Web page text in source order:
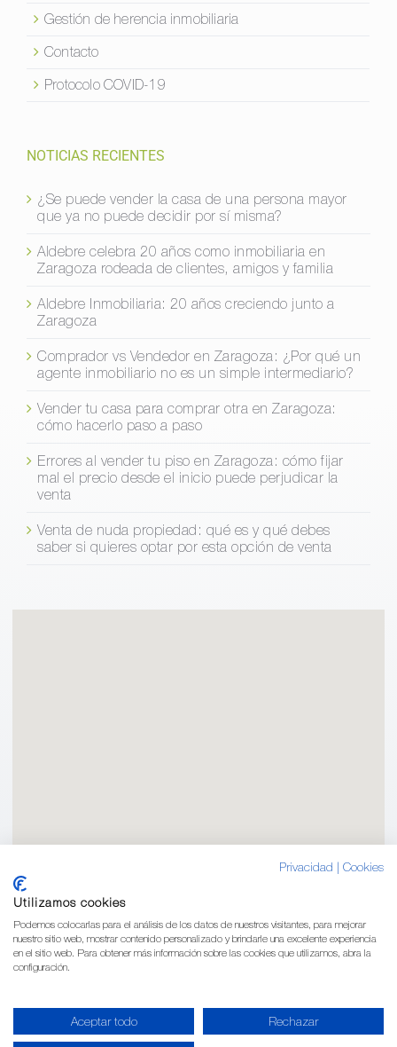
Gestión de herencia inmobiliaria
Contacto
Protocolo COVID-19
NOTICIAS RECIENTES
¿Se puede vender la casa de una persona mayor
que ya no puede decidir por sí misma?
Aldebre celebra 20 años como inmobiliaria en
Zaragoza rodeada de clientes, amigos y familia
Aldebre Inmobiliaria: 20 años creciendo junto a
Zaragoza
Comprador vs Vendedor en Zaragoza: ¿Por qué un
agente inmobiliario no es un simple intermediario?
Vender tu casa para comprar otra en Zaragoza:
cómo hacerlo paso a paso
Errores al vender tu piso en Zaragoza: cómo fijar
mal el precio desde el inicio puede perjudicar la
venta
Venta de nuda propiedad: qué es y qué debes
saber si quieres optar por esta opción de venta
© 2020 Aldebre | WEB & SEO byZILON|Privacidad|Cookies
Privacidad | Cookies
Utilizamos cookies
Podemos colocarlas para el análisis de los datos de nuestros visitantes, para mejorar
nuestro sitio web, mostrar contenido personalizado y brindarle una excelente experiencia
en el sitio web. Para obtener más información sobre las cookies que utilizamos, abra la
configuración.
Aceptar todo Rechazar